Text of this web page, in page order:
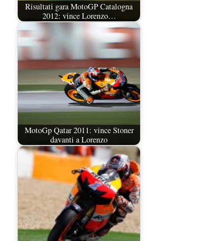
Risultati gara MotoGP Catalogna
2012: vince Lorenzo…
MotoGp Qatar 2011: vince Stoner
davanti a Lorenzo